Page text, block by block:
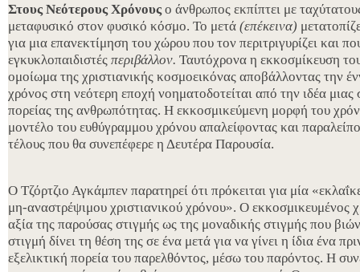
Στους Νεότερους Χρόνους ο άνθρωπος εκπίπτει με
μεταφυσικό στον φυσικό κόσμο. Το μετά (επέκεινα)
για μια επανεκτίμηση του χώρου που τον περιτριγυρίζει και
εγκυκλοπαιδιστές περιβάλλον. Ταυτόχρονα η εκκοσμίκευση
ομοίωμα της χριστιανικής κοσμοεικόνας αποβάλλοντας την
χρόνος στη νεότερη εποχή νοηματοδοτείται από την ιδέα μιας
πορείας της ανθρωπότητας. Η εκκοσμικεύμενη μορφή του
μοντέλο του ευθύγραμμου χρόνου απαλείφοντας και
τέλους που θα συνεπέφερε η Δευτέρα Παρουσία.
Ο Τζόρτζιο Αγκάμπεν παρατηρεί ότι πρόκειται για μία
μη-αναστρέψιμου χριστιανικού χρόνου». Ο εκκοσμικευμένος
αξία της παρούσας στιγμής ως της μοναδικής στιγμής που
στιγμή δίνει τη θέση της σε ένα μετά για να γίνει η ίδια ένα
εξελικτική πορεία του παρελθόντος, μέσω του παρόντος. Η